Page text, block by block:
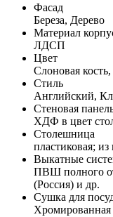
Фасад
Береза, Дерево
Материал
ЛДСП
Цвет
Слоновая
Стиль
Английский,
Стеновая
ХДФ в цвет
Столешница
пластиковая;
Выкатные
ПВШ полного
(Россия) и др.
Сушка для
Хромированная